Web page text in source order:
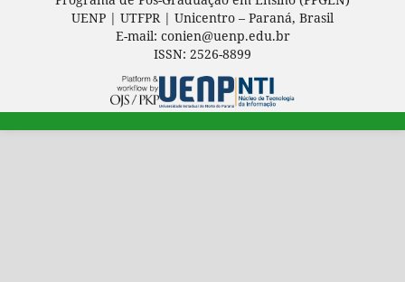
UENP | UTFPR | Unicentro – Paraná, Brasil
E-mail: conien@uenp.edu.br
ISSN: 2526-8899